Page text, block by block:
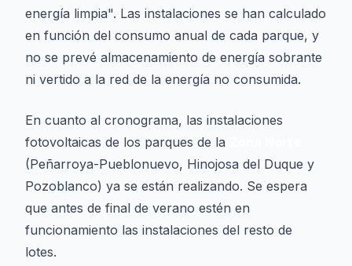
energía limpia". Las instalaciones se han calculado
en función del consumo anual de cada parque, y
no se prevé almacenamiento de energía sobrante
ni vertido a la red de la energía no consumida.
En cuanto al cronograma, las instalaciones
fotovoltaicas de los parques de la
(Peñarroya-Pueblonuevo, Hinojosa del Duque y
Pozoblanco) ya se están realizando. Se espera
que antes de final de verano estén en
funcionamiento las instalaciones del resto de
lotes.